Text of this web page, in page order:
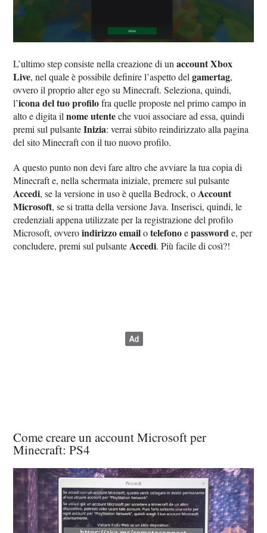
L’ultimo step consiste nella creazione di unaccount Xbox
Live, nel quale è possibile definire l’aspetto delgamertag,
ovvero il proprio alter ego su Minecraft. Seleziona, quindi,
l’icona del tuo profilofra quelle proposte nel primo campo in
alto e digita ilnome utenteche vuoi associare ad essa, quindi
premi sul pulsanteInizia: verrai sùbito reindirizzato alla pagina
del sito Minecraft con il tuo nuovo profilo.
A questo punto non devi fare altro che avviare la tua copia di
Minecraft e, nella schermata iniziale, premere sul pulsante
Accedi, se la versione in uso è quella Bedrock, o Account
Microsoft, se si tratta della versione Java. Inserisci, quindi, le
credenziali appena utilizzate per la registrazione del profilo
Microsoft, ovveroindirizzo emailotelefonoepassworde, per
concludere, premi sul pulsante Accedi. Più facile di così?!
Come creare un account Microsoft per
Minecraft: PS4